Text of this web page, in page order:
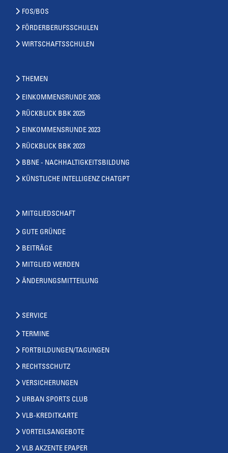
FOS/BOS
FÖRDERBERUFSSCHULEN
WIRTSCHAFTSSCHULEN
THEMEN
EINKOMMENSRUNDE 2026
RÜCKBLICK BBK 2025
EINKOMMENSRUNDE 2023
RÜCKBLICK BBK 2023
BBNE - NACHHALTIGKEITSBILDUNG
KÜNSTLICHE INTELLIGENZ CHATGPT
MITGLIEDSCHAFT
GUTE GRÜNDE
BEITRÄGE
MITGLIED WERDEN
ÄNDERUNGSMITTEILUNG
SERVICE
TERMINE
FORTBILDUNGEN/TAGUNGEN
RECHTSSCHUTZ
VERSICHERUNGEN
URBAN SPORTS CLUB
VLB-KREDITKARTE
VORTEILSANGEBOTE
VLB AKZENTE EPAPER